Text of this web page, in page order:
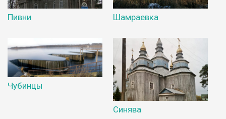
Пивни Шамраевка
Чубинцы
Синява